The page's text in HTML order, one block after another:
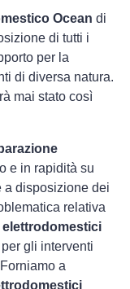
Ocean di
di tutti i
per la
di diversa natura.
mai stato così
e in rapidità su
a disposizione dei
relativa
gli interventi
a